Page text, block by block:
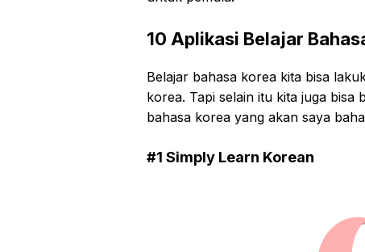
10 Aplikasi Belajar
Belajar bahasa korea kita bisa
korea. Tapi selain itu kita juga bisa
bahasa korea yang akan saya
#1 Simply Learn Korean